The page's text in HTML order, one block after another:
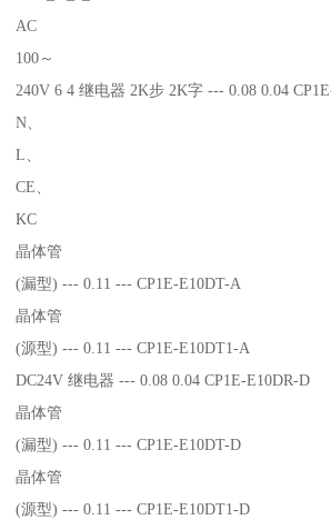
AC
100～
240V 6 4 继电器 2K步 2K字 --- 0.08 0.04
N、
L、
CE、
KC
晶体管
(漏型) --- 0.11 --- CP1E-E10DT-A
晶体管
(源型) --- 0.11 --- CP1E-E10DT1-A
DC24V 继电器 --- 0.08 0.04 CP1E-E10DR-D
晶体管
(漏型) --- 0.11 --- CP1E-E10DT-D
晶体管
(源型) --- 0.11 --- CP1E-E10DT1-D